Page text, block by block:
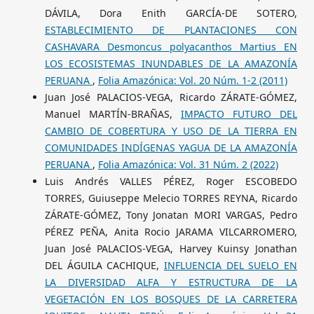
DÁVILA, Dora Enith GARCÍA-DE SOTERO,
ESTABLECIMIENTO DE PLANTACIONES CON
CASHAVARA Desmoncus polyacanthos Martius EN
LOS ECOSISTEMAS INUNDABLES DE LA AMAZONÍA
PERUANA , Folia Amazónica: Vol. 20 Núm. 1-2 (2011)
Juan José PALACIOS-VEGA, Ricardo ZÁRATE-GÓMEZ,
Manuel MARTÍN-BRAÑAS, IMPACTO FUTURO DEL
CAMBIO DE COBERTURA Y USO DE LA TIERRA EN
COMUNIDADES INDÍGENAS YAGUA DE LA AMAZONÍA
PERUANA , Folia Amazónica: Vol. 31 Núm. 2 (2022)
Luis Andrés VALLES PÉREZ, Roger ESCOBEDO
TORRES, Guiuseppe Melecio TORRES REYNA, Ricardo
ZÁRATE-GÓMEZ, Tony Jonatan MORI VARGAS, Pedro
PÉREZ PEÑA, Anita Rocio JARAMA VILCARROMERO,
Juan José PALACIOS-VEGA, Harvey Kuinsy Jonathan
DEL ÁGUILA CACHIQUE, INFLUENCIA DEL SUELO EN
LA DIVERSIDAD ALFA Y ESTRUCTURA DE LA
VEGETACIÓN EN LOS BOSQUES DE LA CARRETERA